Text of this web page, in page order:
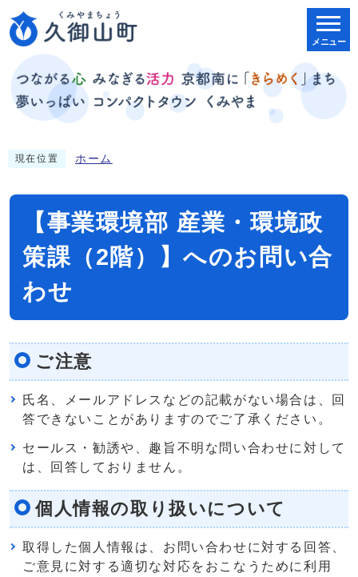
メニュー
現在位置 ホーム
【事業環境部 産業・環境政
策課（2階）】へのお問い合
わせ
ご注意
氏名、メールアドレスなどの記載がない場合は、回
答できないことがありますのでご了承ください。
セールス・勧誘や、趣旨不明な問い合わせに対して
は、回答しておりません。
個人情報の取り扱いについて
取得した個人情報は、お問い合わせに対する回答、
ご意見に対する適切な対応をおこなうために利用